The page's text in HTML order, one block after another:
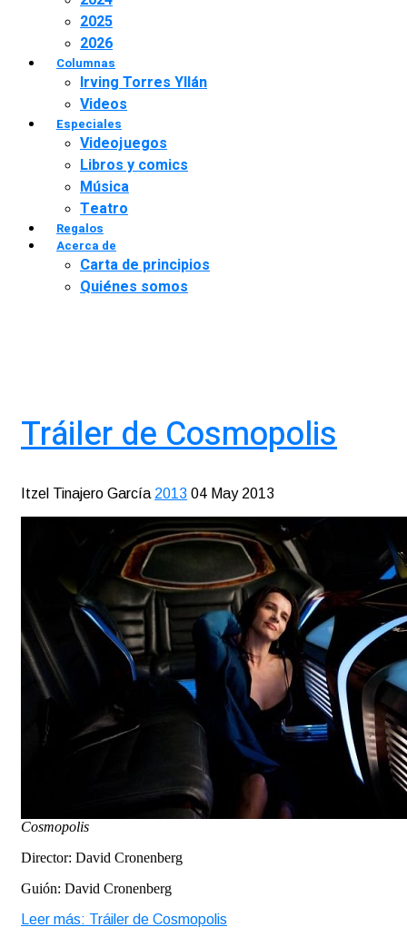
2025
2026
Columnas
Irving Torres Yllán
Videos
Especiales
Videojuegos
Libros y comics
Música
Teatro
Regalos
Acerca de
Carta de principios
Quiénes somos
Tráiler de Cosmopolis
Itzel Tinajero García 2013 04 May 2013
Cosmopolis
Director: David Cronenberg
Guión: David Cronenberg
Leer más: Tráiler de Cosmopolis